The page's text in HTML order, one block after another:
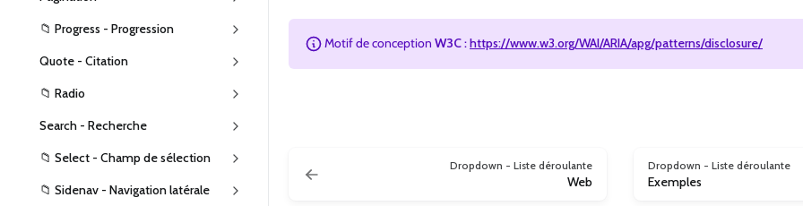
📁 Progress - Progression
Quote - Citation
📁 Radio
Search - Recherche
📁 Select - Champ de sélection
📁 Sidenav - Navigation latérale
Motif de conception W3C:https://www.w3.org/WAI/ARIA/apg/patterns/disclosure/
Dropdown - Liste déroulante
Web
Dropdown - Liste déroulante
Exemples